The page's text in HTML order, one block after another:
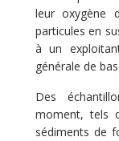
leur oxygène
particules en
à un
générale de
Des
moment, tels
sédiments de